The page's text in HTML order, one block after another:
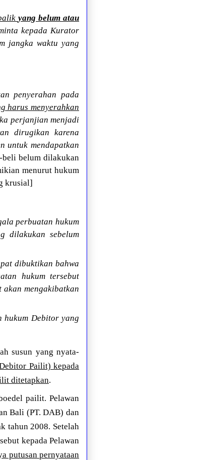
yang belum atau
kepada Kurator
jangka waktu yang
penyerahan pada
harus menyerahkan
perjanjian menjadi
dirugikan karena
untuk mendapatkan
beli belum dilakukan
menurut hukum
krusial]
perbuatan hukum
dilakukan sebelum
dibuktikan bahwa
hukum tersebut
mengakibatkan
hukum Debitor yang
susun yang nyata-
Pailit) kepada
ditetapkan.
pailit. Pelawan
Bali (PT. DAB) dan
tahun 2008. Setelah
kepada Pelawan
putusan pernyataan